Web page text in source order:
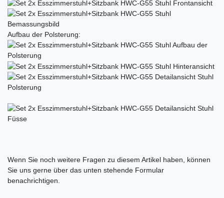
Aufbau der Polsterung:
Wenn Sie noch weitere Fragen zu diesem Artikel haben, können
Sie uns gerne über das unten stehende Formular
benachrichtigen.